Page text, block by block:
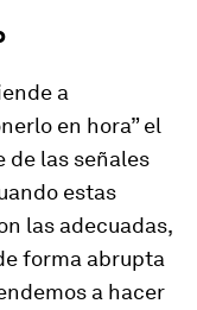
a
en hora” el
de las señales
estas
las adecuadas,
forma abrupta
a hacer